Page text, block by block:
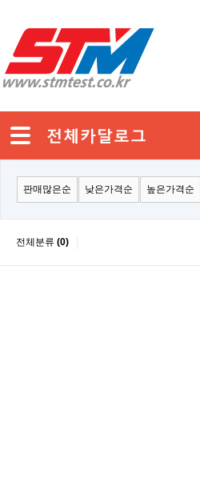
판매많은순 낮은가격순 높은가격순
전체분류 (0)